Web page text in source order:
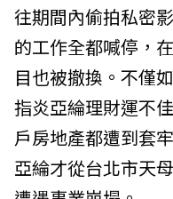
往期間內偷拍私密
的工作全都喊停，
目也被撤換。不僅
指炎亞綸理財運不
戶房地產都遭到套
亞綸才從台北市天